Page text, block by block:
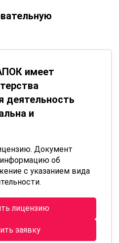
имеет
деятельность
и
Документ
об
с указанием вида
лицензию
заявку